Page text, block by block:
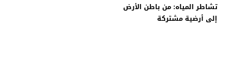
تشاطر المياه: من باطن الأرض
إلى أرضية مشتركة